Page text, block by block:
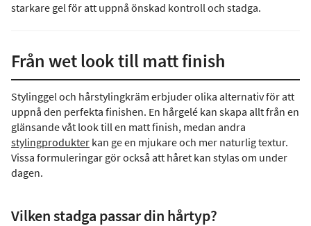
starkare gel för att uppnå önskad kontroll och stadga.
Från wet look till matt finish
Stylinggel och hårstylingkräm erbjuder olika alternativ för att
uppnå den perfekta finishen. En hårgelé kan skapa allt från en
glänsande våt look till en matt finish, medan andra
stylingprodukter kan ge en mjukare och mer naturlig textur.
Vissa formuleringar gör också att håret kan stylas om under
dagen.
Vilken stadga passar din hårtyp?